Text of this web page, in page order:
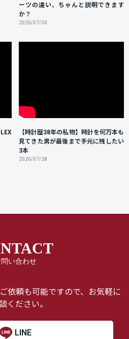
ーツの違い、ちゃんと説明できます
か？
2026/07/30
【時計歴38年の私物】時計を何万本も
見てきた男が最後まで手元に残したい
3本
2026/07/28
問い合わせ
依頼も可能ですので、お気軽に
ください。
LINE